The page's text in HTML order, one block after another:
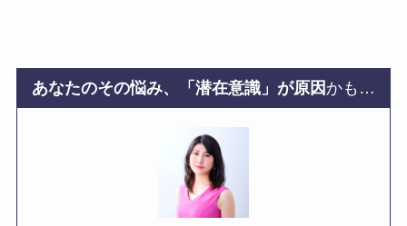
あなたのその悩み、「潜在意識」が原因 かも…